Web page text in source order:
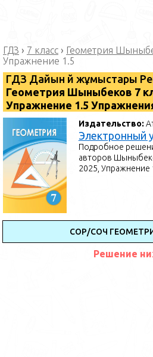
ГДЗ › 7 класс › Геометрия
Упражнение 1.5
ГДЗ Дайын үй жұмыстары
Геометрия Шыныбеков 7
Упражнение 1.5
Издательство:
Электронный
Подробное
авторов
2025, Упражнение
СОР/СОЧ
Решение